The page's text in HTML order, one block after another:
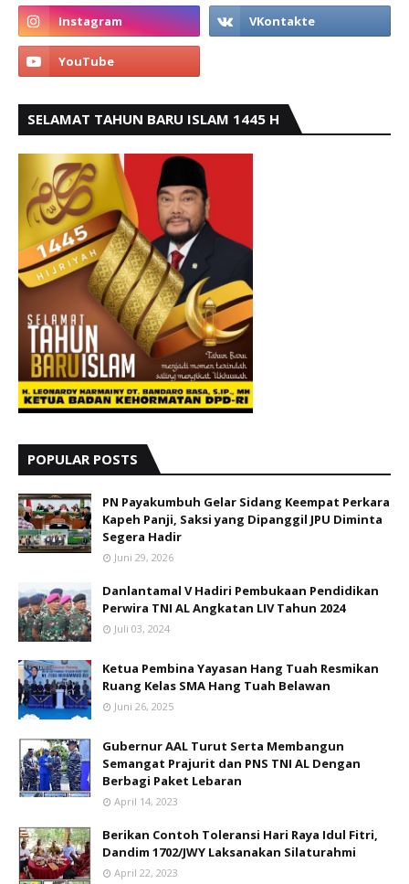
SELAMAT TAHUN BARU ISLAM 1445 H
POPULAR POSTS
PN Payakumbuh Gelar Sidang Keempat Perkara
Kapeh Panji, Saksi yang Dipanggil JPU Diminta
Segera Hadir
Juni 29, 2026
Danlantamal V Hadiri Pembukaan Pendidikan
Perwira TNI AL Angkatan LIV Tahun 2024
Juli 03, 2024
Ketua Pembina Yayasan Hang Tuah Resmikan
Ruang Kelas SMA Hang Tuah Belawan
Juni 26, 2025
Gubernur AAL Turut Serta Membangun
Semangat Prajurit dan PNS TNI AL Dengan
Berbagi Paket Lebaran
April 14, 2023
Berikan Contoh Toleransi Hari Raya Idul Fitri,
Dandim 1702/JWY Laksanakan Silaturahmi
April 22, 2023